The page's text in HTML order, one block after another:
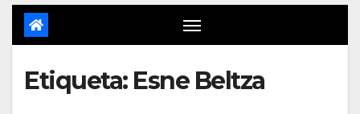
Etiqueta: Esne Beltza